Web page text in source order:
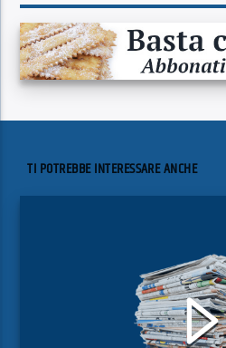
TI POTREBBE INTERESSARE ANCHE